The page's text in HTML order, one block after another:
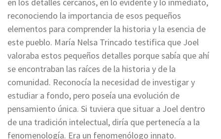
reconociendo la importancia de esos pequeños
elementos para comprender la historia y la esencia de
este pueblo. María Nelsa Trincado testifica que Joel
valoraba estos pequeños detalles porque sabía que ahí
se encontraban las raíces de la historia y de la
comunidad. Reconocía la necesidad de investigar y
estudiar a fondo, pero poseía una evolución de
pensamiento única. Si tuviera que situar a Joel dentro
de una tradición intelectual, diría que pertenecía a la
fenomenología. Era un fenomenólogo innato.